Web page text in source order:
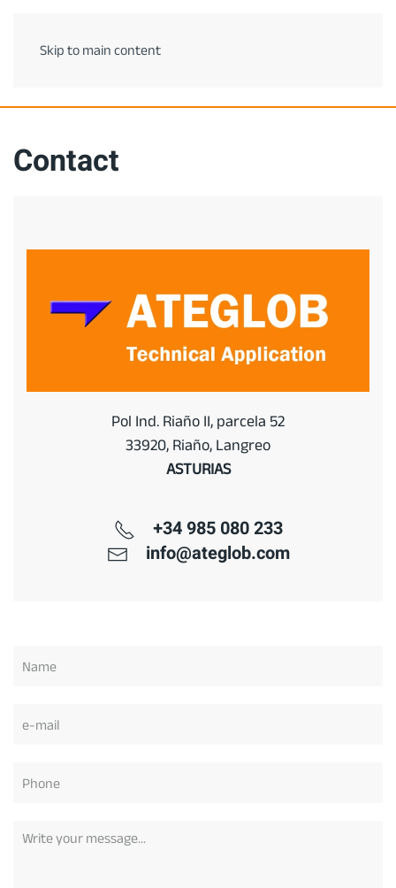
Skip to main content
Contact
Pol Ind. Riaño II, parcela 52
33920, Riaño, Langreo
ASTURIAS
+34 985 080 233
info@ateglob.com